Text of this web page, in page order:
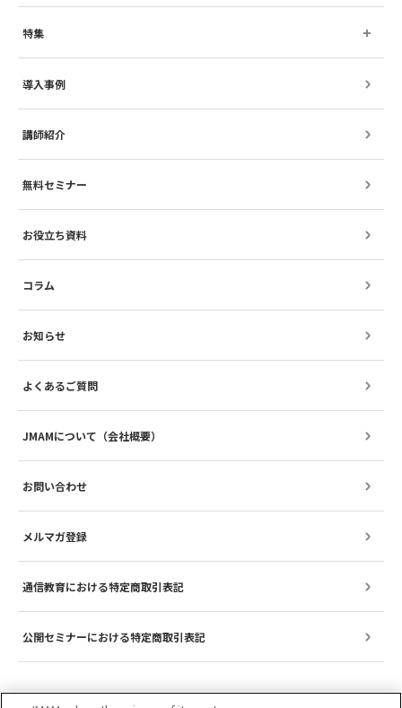
特集
導入事例
講師紹介
無料セミナー
お役立ち資料
コラム
お知らせ
よくあるご質問
JMAMについて（会社概要）
お問い合わせ
メルマガ登録
通信教育における特定商取引表記
公開セミナーにおける特定商取引表記